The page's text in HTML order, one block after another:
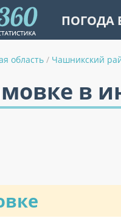
ПОГОДА
область / Чашникский
в